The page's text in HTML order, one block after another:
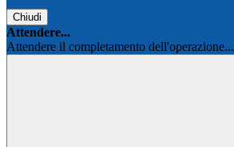
Chiudi
Attendere...
Attendere il completamento dell'operazione...